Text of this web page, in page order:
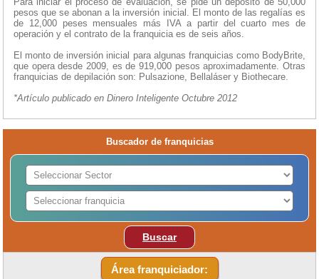
pesos que se abonan a la inversión inicial. El monto de las regalías es
de 12,000 peses mensuales más IVA a partir del cuarto mes de
operación y el contrato de la franquicia es de seis años.
El monto de inversión inicial para algunas franquicias como BodyBrite,
que opera desde 2009, es de 919,000 pesos aproximadamente. Otras
franquicias de depilación son: Pulsazione, Bellaláser y Biothecare.
*Artículo publicado en Dinero Inteligente Octubre 2012
Buscador de franquicias
Buscar
Área franquiciador: